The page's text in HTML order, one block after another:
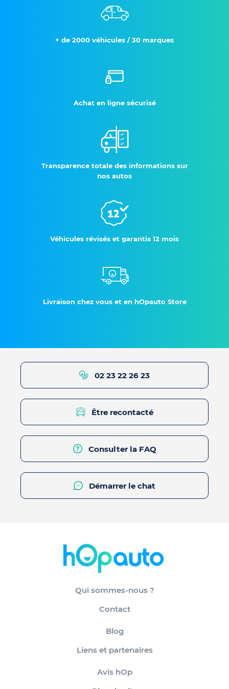
+ de 2000 véhicules / 30 marques
Achat en ligne sécurisé
Transparence totale des informations sur
nos autos
Véhicules révisés et garantis 12 mois
Livraison chez vous et en hOpauto Store
02 23 22 26 23
Être recontacté
Consulter la FAQ
Démarrer le chat
Qui sommes-nous ?
Contact
Blog
Liens et partenaires
Avis hOp